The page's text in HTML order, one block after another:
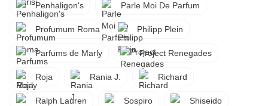
Penhaligon's Parle Moi De Parfum
Profumum Roma Philipp Plein
Parfums de Marly Project Renegades
Roja Rania J. Richard
Ralph Lauren Sospiro Shiseido